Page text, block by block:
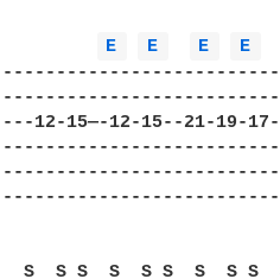
E E E E
12-15—-12-15--21-19-
S  S S  S  S S  S  S S